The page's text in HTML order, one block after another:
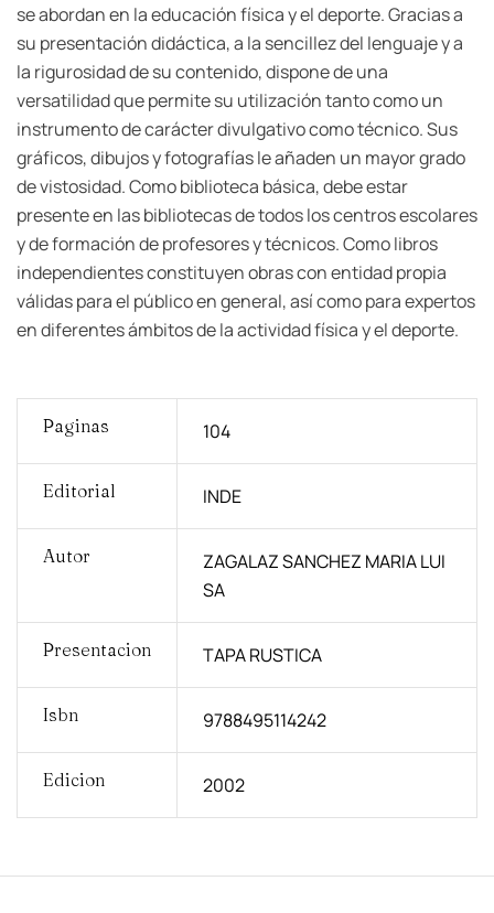
se abordan en la educación física y el deporte. Gracias a
su presentación didáctica, a la sencillez del lenguaje y a
la rigurosidad de su contenido, dispone de una
versatilidad que permite su utilización tanto como un
instrumento de carácter divulgativo como técnico. Sus
gráficos, dibujos y fotografías le añaden un mayor grado
de vistosidad. Como biblioteca básica, debe estar
presente en las bibliotecas de todos los centros escolares
y de formación de profesores y técnicos. Como libros
independientes constituyen obras con entidad propia
válidas para el público en general, así como para expertos
en diferentes ámbitos de la actividad física y el deporte.
Paginas 104
Editorial INDE
Autor
ZAGALAZ SANCHEZ MARIA LUI
SA
Presentacion TAPA RUSTICA
Isbn 9788495114242
Edicion 2002